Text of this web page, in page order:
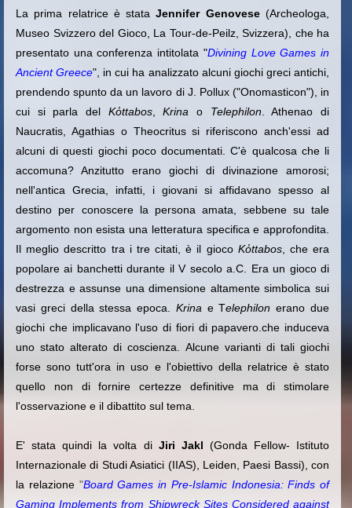
La prima relatrice è stataJennifer Genovese(Archeologa,
Museo Svizzero del Gioco, La Tour-de-Peilz, Svizzera), che ha
presentato una conferenza intitolata "Divining Love Games in
Ancient Greece", in cui ha analizzato alcuni giochi greci antichi,
prendendo spunto da un lavoro di J. Pollux ("Onomasticon"), in
cui si parla del Kὀttabos,Krinao Telephilon. Athenao di
Naucratis, Agathias o Theocritus si riferiscono anch'essi ad
alcuni di questi giochi poco documentati. C'è qualcosa che li
accomuna? Anzitutto erano giochi di divinazione amorosi;
nell'antica Grecia, infatti, i giovani si affidavano spesso al
destino per conoscere la persona amata, sebbene su tale
argomento non esista una letteratura specifica e approfondita.
Il meglio descritto tra i tre citati, è il gioco Kὀttabos, che era
popolare ai banchetti durante il V secolo a.C. Era un gioco di
destrezza e assunse una dimensione altamente simbolica sui
vasi greci della stessa epoca. Krina e Telephilon erano due
giochi che implicavano l'uso di fiori di papavero.che induceva
uno stato alterato di coscienza. Alcune varianti di tali giochi
forse sono tutt'ora in uso e l'obiettivo della relatrice è stato
quello non di fornire certezze definitive ma di stimolare
l'osservazione e il dibattito sul tema.
E' stata quindi la volta di Jiri Jakl (Gonda Fellow- Istituto
Internazionale di Studi Asiatici (IIAS), Leiden, Paesi Bassi), con
la relazione "Board Games in Pre-Islamic Indonesia: Finds of
Gaming Implements from Shipwreck Sites Considered against